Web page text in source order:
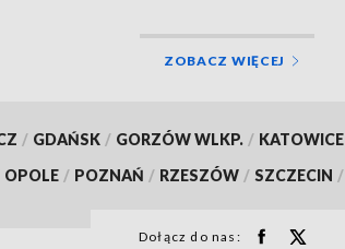
ZOBACZ WIĘCEJ
/ GDAŃSK / GORZÓW WLKP. / KATOWICE
OPOLE / POZNAŃ / RZESZÓW / SZCZECIN /
Dołącz do nas: